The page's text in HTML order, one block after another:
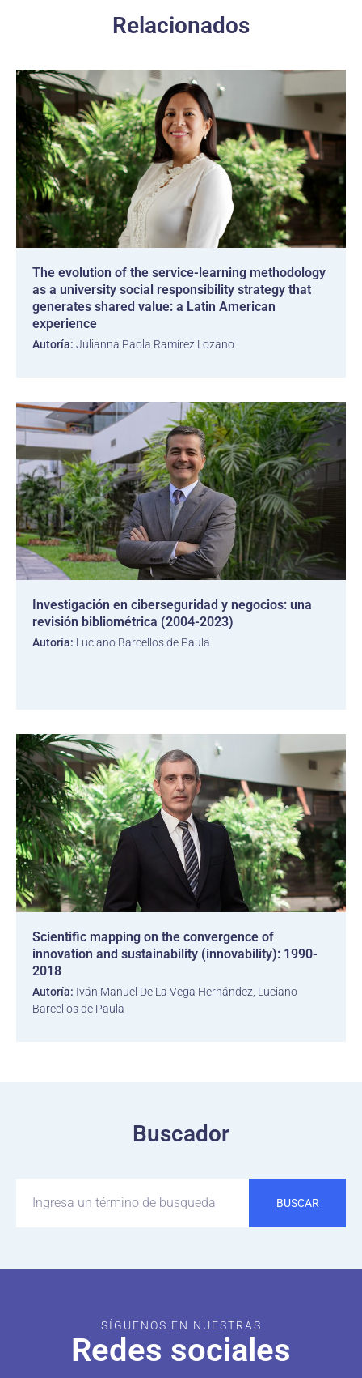
Relacionados
The evolution of the service-learning methodology
as a university social responsibility strategy that
generates shared value: a Latin American
experience
Autoría: Julianna Paola Ramírez Lozano
Investigación en ciberseguridad y negocios: una
revisión bibliométrica (2004-2023)
Autoría: Luciano Barcellos de Paula
Scientific mapping on the convergence of
innovation and sustainability (innovability): 1990-
2018
Autoría: Iván Manuel De La Vega Hernández, Luciano
Barcellos de Paula
Buscador
BUSCAR
SÍGUENOS EN NUESTRAS
Redes sociales